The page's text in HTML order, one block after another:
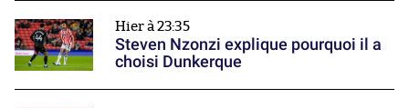
Hier à 23:35
Steven Nzonzi explique pourquoi il a
choisi Dunkerque